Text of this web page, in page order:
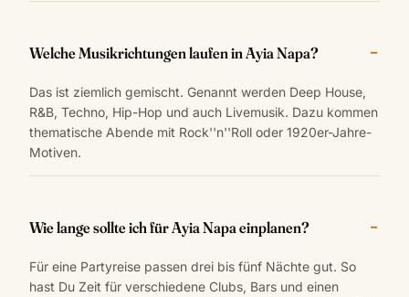
Welche Musikrichtungen laufen in Ayia Napa?
Das ist ziemlich gemischt. Genannt werden Deep House,
R&B, Techno, Hip-Hop und auch Livemusik. Dazu kommen
thematische Abende mit Rock''n''Roll oder 1920er-Jahre-
Motiven.
Wie lange sollte ich für Ayia Napa einplanen?
Für eine Partyreise passen drei bis fünf Nächte gut. So
hast Du Zeit für verschiedene Clubs, Bars und einen